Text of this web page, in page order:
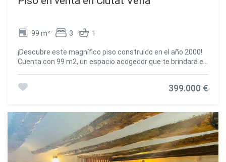
99 m² 3 1
¡Descubre este magnífico piso construido en el año 2000!
Cuenta con 99 m2, un espacio acogedor que te brindará el
crear momentos inolvidables junto a tus seres queridos.
en la cálida luz natural. Embárcate en tus aventuras
culinarias en la funcional cocina, en impecable estado y
completamente equipada con todo lo que necesitas.
Disfruta de un entorno exterior que te conectará con la
belleza de la naturaleza y te brindará una agradable
399.000 €